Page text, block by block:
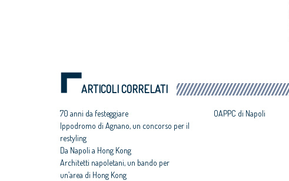
ARTICOLI CORRELATI
70 anni da festeggiare
Ippodromo di Agnano, un concorso per il
restyling
Da Napoli a Hong Kong
Architetti napoletani, un bando per
un’area di Hong Kong
OAPPC di Napoli